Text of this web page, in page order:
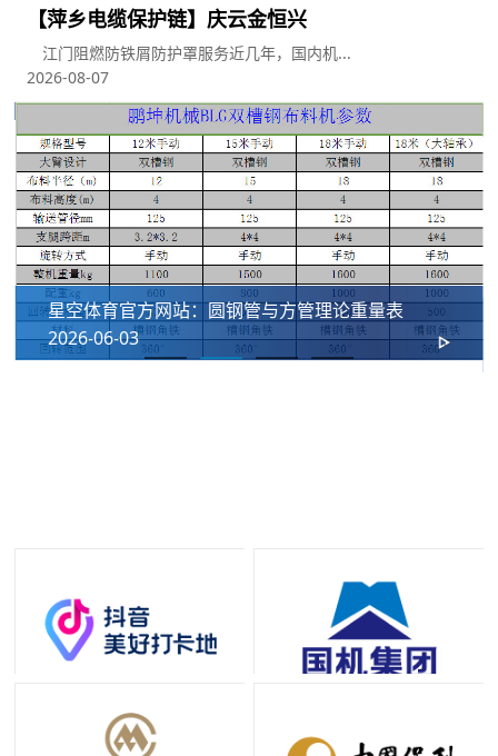
【萍乡电缆保护链】庆云金恒兴
江门阻燃防铁屑防护罩服务近几年，国内机...
2026-08-07
星空体育官方网站：圆钢管与方管理论重量表
2026-06-03